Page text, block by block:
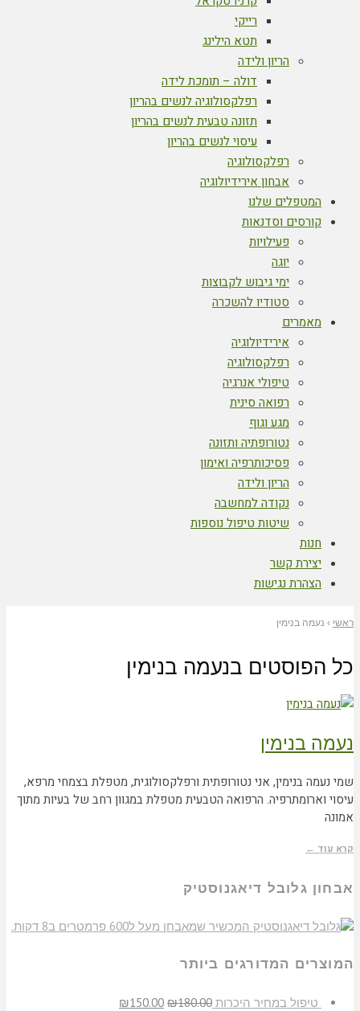
רייקי
תטא הילינג
הריון ולידה
דולה – תומכת לידה
רפלקסולוגיה לנשים בהריון
תזונה טבעית לנשים בהריון
עיסוי לנשים בהריון
רפלקסולוגיה
אבחון אירידיולוגיה
המטפלים שלנו
קורסים וסדנאות
פעילויות
יוגה
ימי גיבוש לקבוצות
סטודיו להשכרה
מאמרים
אירידיולוגיה
רפלקסולוגיה
טיפולי אנרגיה
רפואה סינית
מגע וגוף
נטורופתיה ותזונה
פסיכותרפיה ואימון
הריון ולידה
נקודה למחשבה
שיטות טיפול נוספות
חנות
יצירת קשר
הצהרת נגישות
ראשי › נעמה בנימין
כל הפוסטים בנעמה בנימין
נעמה בנימין
שמי נעמה בנימין, אני נטורופתית ורפלקסולוגית, מטפלת בצמחי מרפא,
עיסוי וארומתרפיה. הרפואה הטבעית מטפלת במגוון רחב של בעיות מתוך
אמונה
קרא עוד ←
אבחון גלובל דיאגנוסטיק
המוצרים המדורגים ביותר
טיפול במחיר היכרות ₪180.00
₪150.00